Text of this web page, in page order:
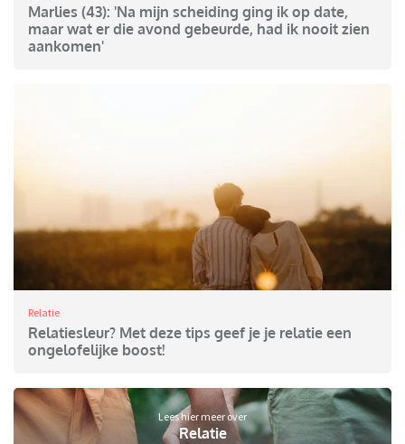
Marlies (43): 'Na mijn scheiding ging ik op date,
maar wat er die avond gebeurde, had ik nooit zien
aankomen'
Relatie
Relatiesleur? Met deze tips geef je je relatie een
ongelofelijke boost!
Lees hier meer over
Relatie